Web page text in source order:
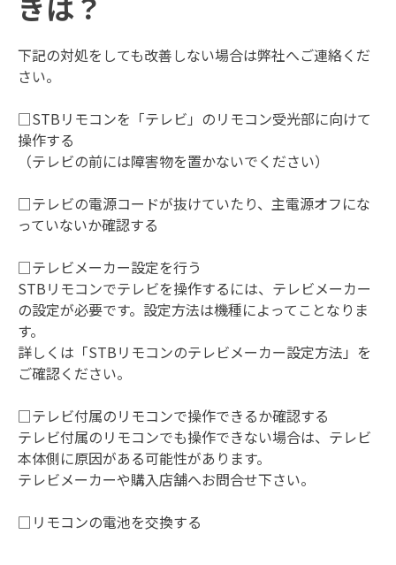
下記の対処をしても改善しない場合は弊社へご連絡くだ
さい。
□STBリモコンを「テレビ」のリモコン受光部に向けて
操作する
（テレビの前には障害物を置かないでください）
□テレビの電源コードが抜けていたり、主電源オフにな
っていないか確認する
□テレビメーカー設定を行う
STBリモコンでテレビを操作するには、テレビメーカー
の設定が必要です。設定方法は機種によってことなりま
す。
詳しくは「STBリモコンのテレビメーカー設定方法」を
ご確認ください。
□テレビ付属のリモコンで操作できるか確認する
テレビ付属のリモコンでも操作できない場合は、テレビ
本体側に原因がある可能性があります。
テレビメーカーや購入店舗へお問合せ下さい。
□リモコンの電池を交換する